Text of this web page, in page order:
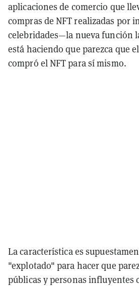
aplicaciones de comercio que
compras de NFT realizadas por
celebridades—la nueva función
está haciendo que parezca que
compró el NFT para sí mismo.
La característica es
"explotado" para hacer que
públicas y personas influyentes